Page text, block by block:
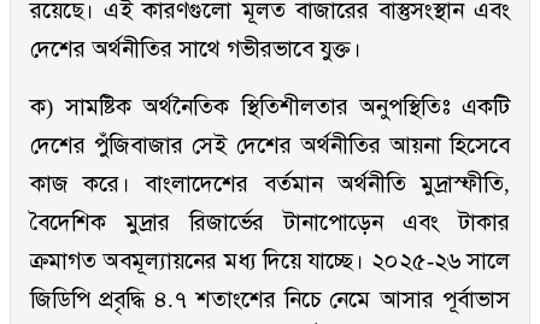
রয়েছে। এই কারণগুলো মূলত বাজারের বাস্তুসংস্থান এবং
দেশের অর্থনীতির সাথে গভীরভাবে যুক্ত।
ক) সামষ্টিক অর্থনৈতিক স্থিতিশীলতার অনুপস্থিতিঃ একটি
দেশের পুঁজিবাজার সেই দেশের অর্থনীতির আয়না হিসেবে
কাজ করে। বাংলাদেশের বর্তমান অর্থনীতি মুদ্রাস্ফীতি,
বৈদেশিক মুদ্রার রিজার্ভের টানাপোড়েন এবং টাকার
ক্রমাগত অবমূল্যায়নের মধ্য দিয়ে যাচ্ছে। ২০২৫-২৬ সালে
জিডিপি প্রবৃদ্ধি ৪.৭ শতাংশের নিচে নেমে আসার পূর্বাভাস